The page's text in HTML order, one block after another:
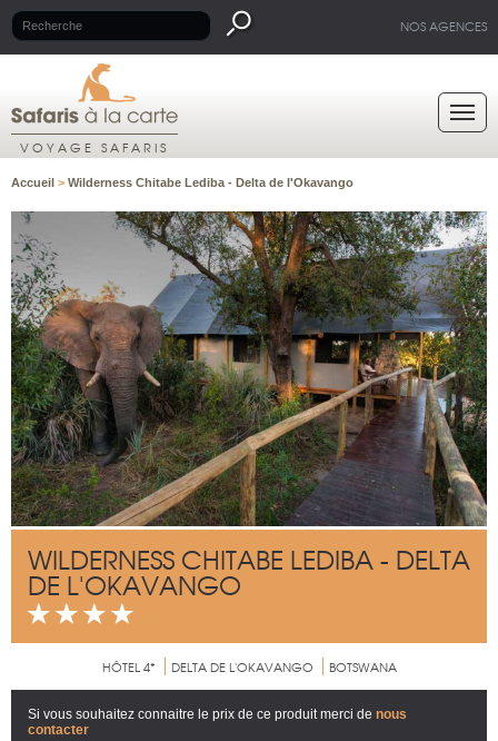
NOS AGENCES
VOYAGE SAFARIS
Accueil > Wilderness Chitabe Lediba - Delta de l'Okavango
WILDERNESS CHITABE LEDIBA - DELTA
DE L'OKAVANGO
HÔTEL 4* DELTA DE L'OKAVANGO BOTSWANA
Si vous souhaitez connaitre le prix de ce produit merci de nous
contacter